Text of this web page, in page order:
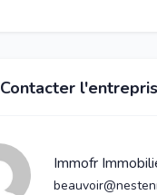
Contacter
Immofr